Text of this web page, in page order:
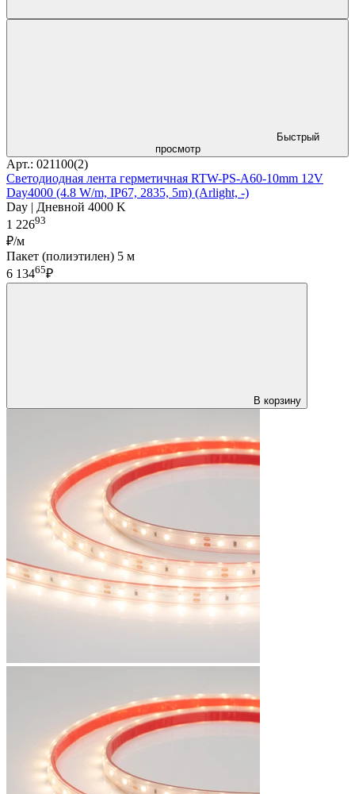
Быстрый
просмотр
Арт.: 021100(2)
Светодиодная лента герметичная RTW-PS-A60-10mm 12V
Day4000 (4.8 W/m, IP67, 2835, 5m) (Arlight, -)
Day | Дневной 4000 K
1 22693
₽/м
Пакет (полиэтилен) 5 м
6 13465₽
В корзину